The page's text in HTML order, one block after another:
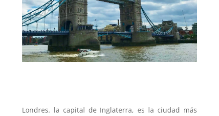
Londres, la capital de Inglaterra, es la ciudad más